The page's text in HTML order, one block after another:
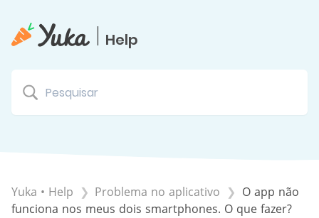
| Help
Yuka • Help ​Problema no aplicativo
O app não
funciona nos meus dois smartphones. O que fazer?